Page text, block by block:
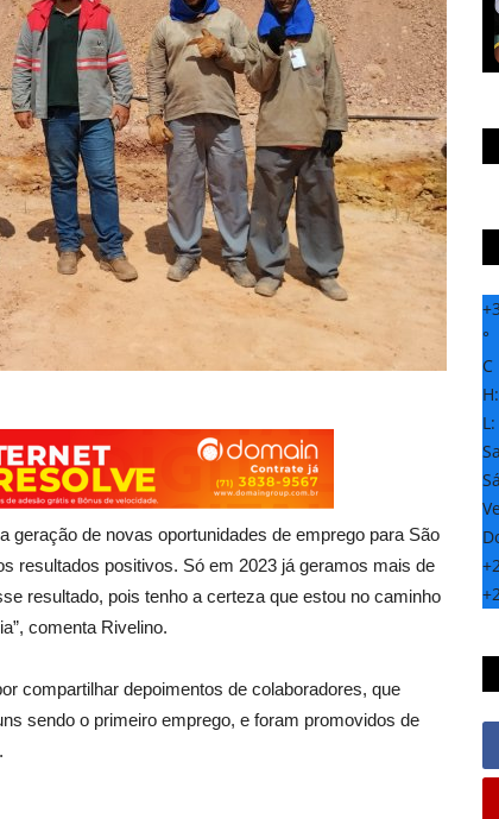
geração de novas oportunidades de emprego para São
resultados positivos. Só em 2023 já geramos mais de
resultado, pois tenho a certeza que estou no caminho
comenta Rivelino.
compartilhar depoimentos de colaboradores, que
sendo o primeiro emprego, e foram promovidos de
+
°
C
H:
L:
+
+